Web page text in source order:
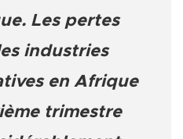
Les pertes
industries
en Afrique
trimestre